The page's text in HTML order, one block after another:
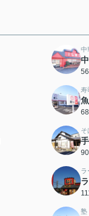
中
寿
そ
ラ
塾